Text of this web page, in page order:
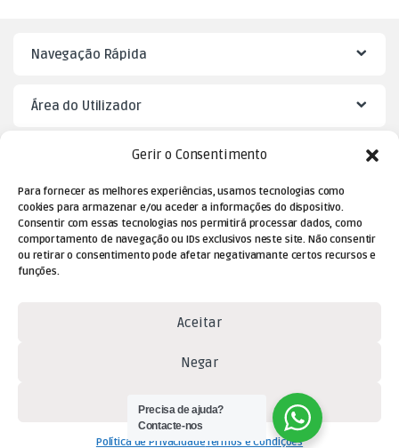
Gerir o Consentimento
Para fornecer as melhores experiências, usamos tecnologias como
cookies para armazenar e/ou aceder a informações do dispositivo.
Consentir com essas tecnologias nos permitirá processar dados, como
comportamento de navegação ou IDs exclusivos neste site. Não consentir
ou retirar o consentimento pode afetar negativamante certos recursos e
funções.
Aceitar
Negar
Ver preferências
Política de PrivacidadeTermos e Condições
Navegação Rápida
Área do Utilizador
Dúvidas? Contacte-nos!
(chamada para a rede fixa
nacional)
Precisa de ajuda?
Contacte-nos